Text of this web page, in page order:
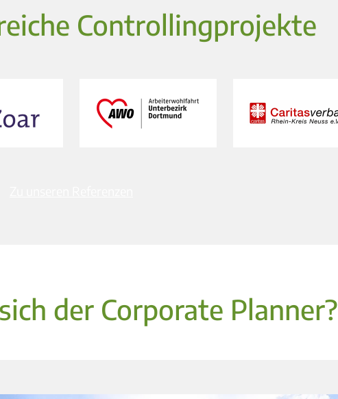
Controllingprojekte
der Corporate Planner?